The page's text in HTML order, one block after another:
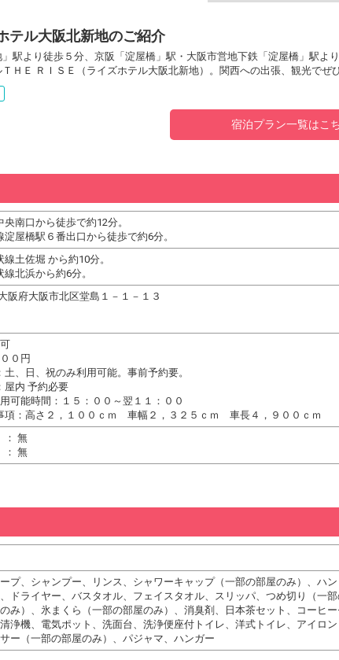
テル大阪北新地のご紹介
」駅より徒歩５分、京阪「淀屋橋」駅・大阪市営地下鉄「淀屋橋」駅
ＨＥ ＲＩＳＥ（ライズホテル大阪北新地）。関西への出張、観光でぜ
宿泊プラン一覧はこ
央南口から徒歩で約12分。
淀屋橋駅６番出口から徒歩で約6分。
土佐堀 から約10分。
北浜から約6分。
阪府大阪市北区堂島１－１－１３
０円
土、日、祝のみ利用可能。事前予約要。
屋内 予約必要
可能時間：１５：００～翌１１：００
項：高さ２，１００ｃｍ 車幅２，３２５ｃｍ 車長４，９００ｃｍ
： 無
： 無
プ、シャンプー、リンス、シャワーキャップ（一部の部屋のみ）、ハ
ドライヤー、バスタオル、フェイスタオル、スリッパ、つめ切り（一
み）、氷まくら（一部の部屋のみ）、消臭剤、日本茶セット、コーヒ
浄機、電気ポット、洗面台、洗浄便座付トイレ、洋式トイレ、アイロ
ー（一部の部屋のみ）、パジャマ、ハンガー